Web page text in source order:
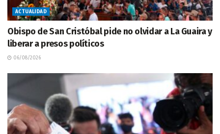
ACTUALIDAD
Obispo de San Cristóbal pide no olvidar a La Guaira y
liberar a presos políticos
06/08/2026